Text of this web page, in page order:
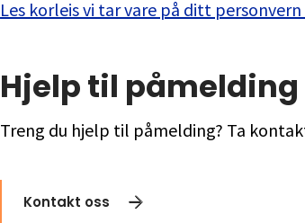
Les korleis vi tar vare på ditt
Hjelp til påmelding
Treng du hjelp til påmelding? Ta
Kontakt oss